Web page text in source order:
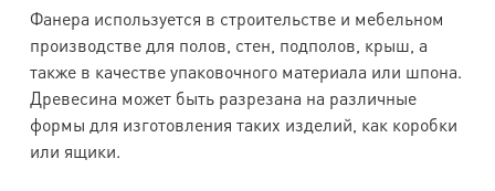
Фанера используется в строительстве и мебельном
производстве для полов, стен, подполов, крыш, а
также в качестве упаковочного материала или шпона.
Древесина может быть разрезана на различные
формы для изготовления таких изделий, как коробки
или ящики.